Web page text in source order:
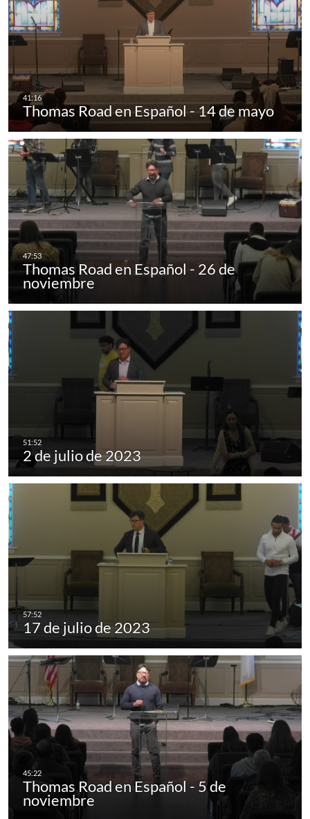
Thomas Road en Español - 14 de mayo
Thomas Road en Español - 26 de
noviembre
2 de julio de 2023
17 de julio de 2023
Thomas Road en Español - 5 de
noviembre